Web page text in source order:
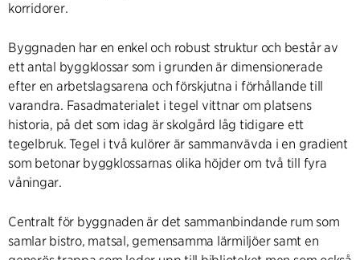
korridorer.
Byggnaden har en enkel och robust struktur och består av
ett antal byggklossar som i grunden är dimensionerade
efter en arbetslagsarena och förskjutna i förhållande till
varandra. Fasadmaterialet i tegel vittnar om platsens
historia, på det som idag är skolgård låg tidigare ett
tegelbruk. Tegel i två kulörer är sammanvävda i en gradient
som betonar byggklossarnas olika höjder om två till fyra
våningar.
Centralt för byggnaden är det sammanbindande rum som
samlar bistro, matsal, gemensamma lärmiljöer samt en